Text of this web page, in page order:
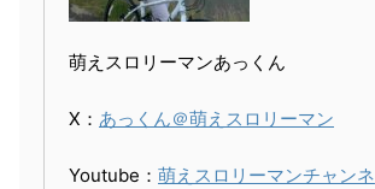
萌えスロリーマンあっくん
X： あっくん＠萌えスロリーマン
Youtube： 萌えスロリーマンチャンネ